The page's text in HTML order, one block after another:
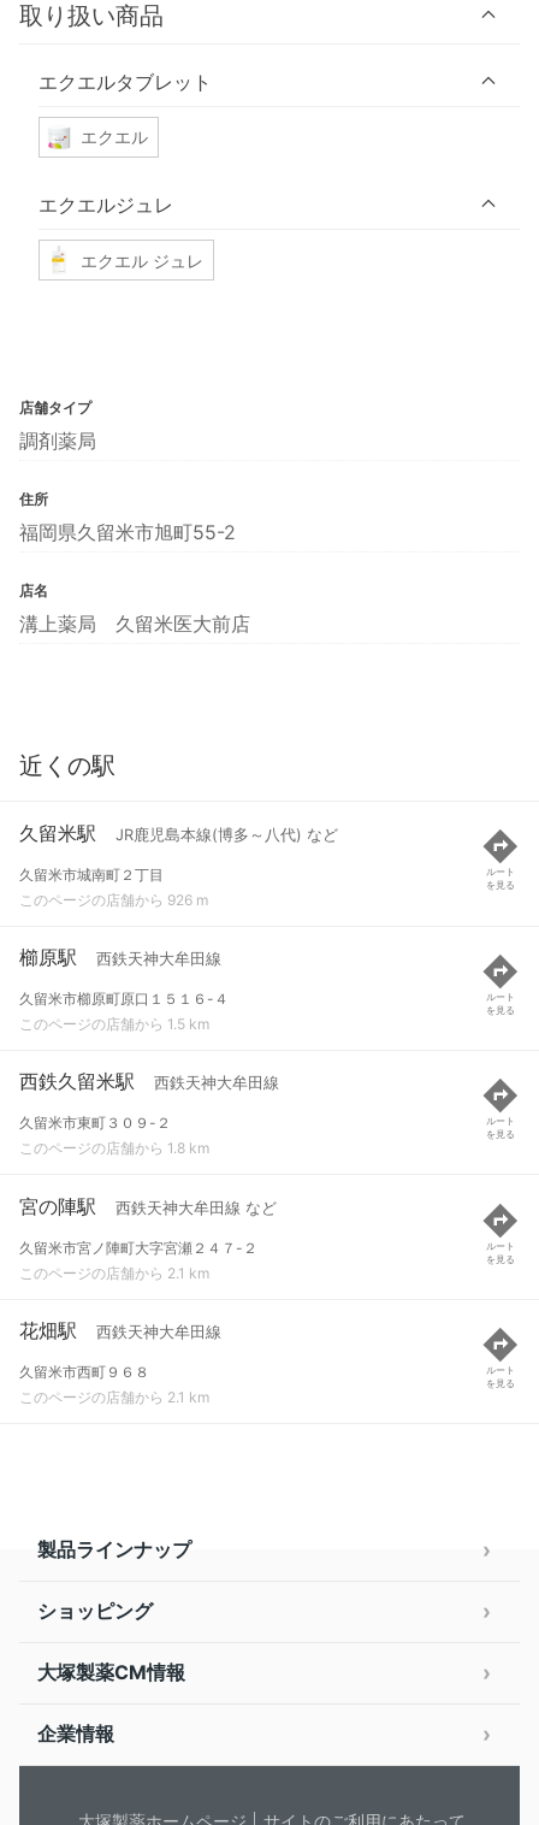
取り扱い商品
エクエルタブレット
エクエル
エクエルジュレ
エクエル ジュレ
店舗タイプ
調剤薬局
住所
福岡県久留米市旭町55-2
店名
溝上薬局 久留米医大前店
近くの駅
久留米駅 JR鹿児島本線(博多～八代) など
久留米市城南町２丁目
このページの店舗から 926 m
ルート
を見る
櫛原駅 西鉄天神大牟田線
久留米市櫛原町原口１５１６-４
このページの店舗から 1.5 km
ルート
を見る
西鉄久留米駅 西鉄天神大牟田線
久留米市東町３０９-２
このページの店舗から 1.8 km
ルート
を見る
宮の陣駅 西鉄天神大牟田線 など
久留米市宮ノ陣町大字宮瀬２４７-２
このページの店舗から 2.1 km
ルート
を見る
花畑駅 西鉄天神大牟田線
久留米市西町９６８
このページの店舗から 2.1 km
ルート
を見る
製品ラインナップ
ショッピング
大塚製薬CM情報
企業情報